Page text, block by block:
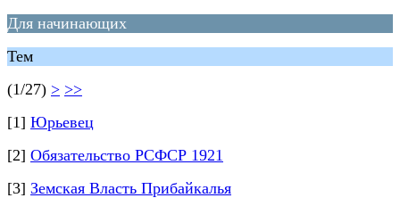
Для начинающих
Тем
(1/27) > >>
[1] Юрьевец
[2] Обязательство РСФСР 1921
[3] Земская Власть Прибайкалья